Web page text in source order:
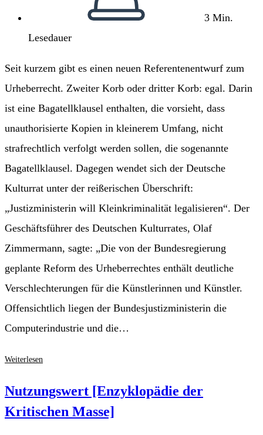
3 Min.
Lesedauer
Seit kurzem gibt es einen neuen Referentenentwurf zum
Urheberrecht. Zweiter Korb oder dritter Korb: egal. Darin
ist eine Bagatellklausel enthalten, die vorsieht, dass
unauthorisierte Kopien in kleinerem Umfang, nicht
strafrechtlich verfolgt werden sollen, die sogenannte
Bagatellklausel. Dagegen wendet sich der Deutsche
Kulturrat unter der reißerischen Überschrift:
„Justizministerin will Kleinkriminalität legalisieren“. Der
Geschäftsführer des Deutschen Kulturrates, Olaf
Zimmermann, sagte: „Die von der Bundesregierung
geplante Reform des Urheberrechtes enthält deutliche
Verschlechterungen für die Künstlerinnen und Künstler.
Offensichtlich liegen der Bundesjustizministerin die
Computerindustrie und die…
Weiterlesen
Kulturrat
die
Nutzungswert [Enzyklopädie der
Kritischen Masse]